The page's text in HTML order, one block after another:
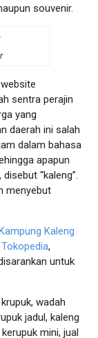
souvenir.
sentra perajin
yang
daerah ini salah
dalam bahasa
apapun
“kaleng”.
menyebut
Kaleng
Tokopedia,
untuk
wadah
jadul, kaleng
mini, jual